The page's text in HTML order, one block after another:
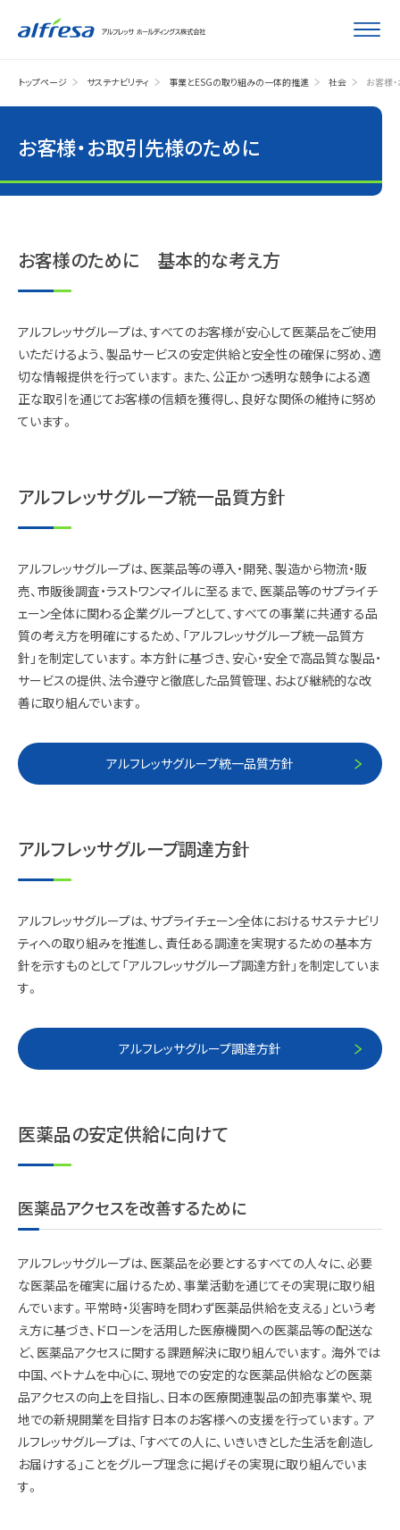
トップページ サステナビリティ 事業とESGの取り組みの一体的推進 社会 お客様
お客様・お取引先様のために
お客様のために 基本的な考え方
アルフレッサグループは、すべてのお客様が安心して医薬品をご使用
いただけるよう、製品サービスの安定供給と安全性の確保に努め、適
切な情報提供を行っています。また、公正かつ透明な競争による適
正な取引を通じてお客様の信頼を獲得し、良好な関係の維持に努め
ています。
アルフレッサグループ統一品質方針
アルフレッサグループは、医薬品等の導入・開発、製造から物流・販
売、市販後調査・ラストワンマイルに至るまで、医薬品等のサプライチ
ェーン全体に関わる企業グループとして、すべての事業に共通する品
質の考え方を明確にするため、「アルフレッサグループ統一品質方
針」を制定しています。本方針に基づき、安心・安全で高品質な製品・
サービスの提供、法令遵守と徹底した品質管理、および継続的な改
善に取り組んでいます。
アルフレッサグループ統一品質方針
アルフレッサグループ調達方針
アルフレッサグループは、サプライチェーン全体におけるサステナビリ
ティへの取り組みを推進し、責任ある調達を実現するための基本方
針を示すものとして「アルフレッサグループ調達方針」を制定していま
す。
アルフレッサグループ調達方針
医薬品の安定供給に向けて
医薬品アクセスを改善するために
アルフレッサグループは、医薬品を必要とするすべての人々に、必要
な医薬品を確実に届けるため、事業活動を通じてその実現に取り組
んでいます。平常時・災害時を問わず医薬品供給を支える」という考
え方に基づき、ドローンを活用した医療機関への医薬品等の配送な
ど、医薬品アクセスに関する課題解決に取り組んでいます。海外では
中国、ベトナムを中心に、現地での安定的な医薬品供給などの医薬
品アクセスの向上を目指し、日本の医療関連製品の卸売事業や、現
地での新規開業を目指す日本のお客様への支援を行っています。ア
ルフレッサグループは、「すべての人に、いきいきとした生活を創造し
お届けする」ことをグループ理念に掲げその実現に取り組んでいま
す。